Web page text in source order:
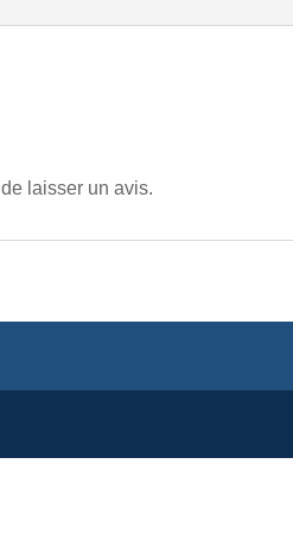
laisser un avis.